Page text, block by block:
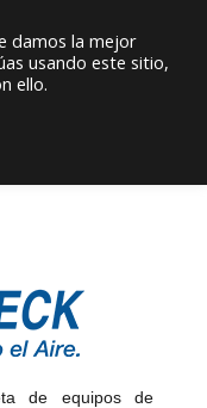
hvac.cl
de equipos de
damos la mejor
usando este sitio,
ello.